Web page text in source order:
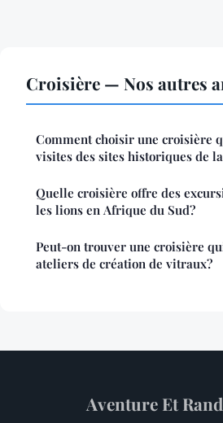
Croisière — Nos autres
Comment choisir une croisière
visites des sites historiques de
Quelle croisière offre des
les lions en Afrique du Sud?
Peut-on trouver une croisière
ateliers de création de vitraux?
Aventure Et